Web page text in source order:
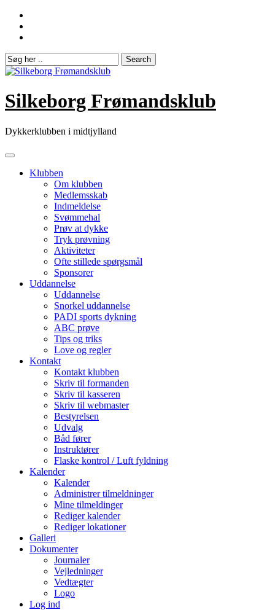
Skip
content
Silkeborg Frømandsklub
Dykkerklubben i midtjylland
Klubben
Om klubben
Medlemsskab
Indmeldelse
Svømmehal
Prøv at dykke
Tryk prøvning
Aktiviteter
Ofte stillede spørgsmål
Sponsorer
Uddannelse
Uddannelse
Snorkel uddannelse
PADI sports dykning
ABC prøve
Tips og triks
Love og regler
Kontakt
Kontakt klubben
Skriv til formanden
Skriv til kasseren
Skriv til webmaster
Bestyrelsen
Udvalg
Båd fører
Instruktører
Flaske kontrol / Luft fyldning
Kalender
Kalender
Administrer tilmeldninger
Mine tilmeldinger
Rediger kalender
Rediger lokationer
Galleri
Dokumenter
Journaler
Vejledninger
Vedtægter
Logo
Log ind